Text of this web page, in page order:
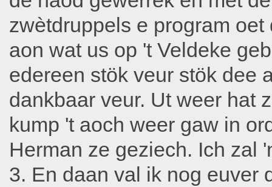
zwètdruppels e program
aon wat us op 't Veldeke
edereen stök veur stök dee
dankbaar veur. Ut weer hat
kump 't aoch weer gaw in
Herman ze geziech. Ich zal
3. En daan val ik nog euver